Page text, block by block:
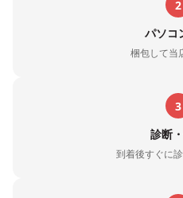
2
パソコ
梱包して当
3
診断
到着後すぐに